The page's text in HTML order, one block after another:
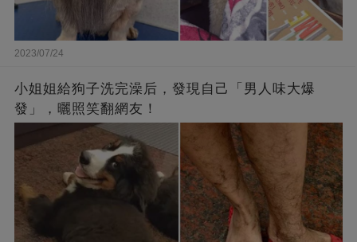
2023/07/24
小姐姐給狗子洗完澡后，發現自己「男人味大爆
發」，曬照笑翻網友！